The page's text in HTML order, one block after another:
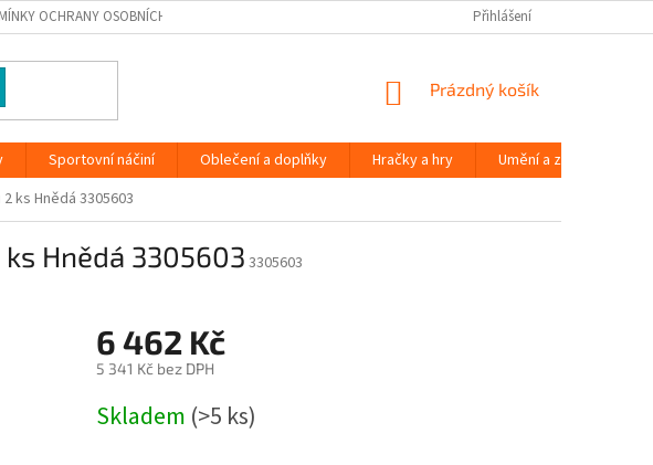
OCHRANY OSOBNÍCH ÚDAJŮ Přihlášení
NÁKUPNÍ
Prázdný košík
Sportovní náčiní Oblečení a doplňky Hračky a hry Umění a zábava
ks Hnědá 3305603
Hnědá 3305603 3305603
6 462 Kč
5 341 Kč bez DPH
cena:
Skladem (>5 ks)